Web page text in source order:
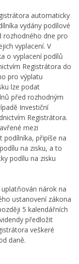
automaticky
vydány podílové
rozhodného dne pro
vyplacení. V
o vyplacení podílů
Registrátora do
pro výplatu
lze podat
před rozhodným
Investiční
Registrátora.
mezi
podílníka, připíše na
na zisku, a to
podílu na zisku
nárok na
ustanovení zákona
5 kalendářních
předložit
veškeré
daně.